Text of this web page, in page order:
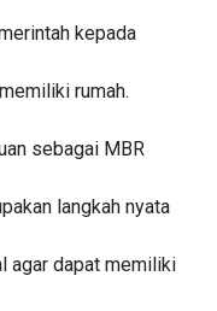
kepada
rumah.
sebagai MBR
langkah nyata
agar dapat memiliki